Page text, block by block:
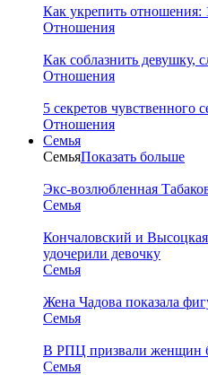
Как укрепить отношения:
Отношения
Как соблазнить девушку,
Отношения
5 секретов чувственного
Отношения
Семья
СемьяПоказать больше
Экс-возлюбленная
Семья
Кончаловский и
удочерили девочку
Семья
Жена Чадова показала
Семья
В РПЦ призвали женщин
Семья